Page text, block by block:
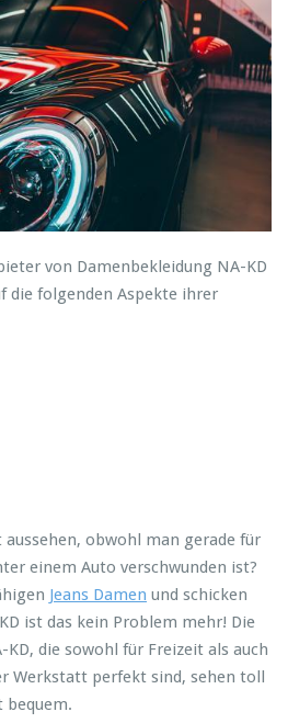
von Damenbekleidung NA-KD
die folgenden Aspekte ihrer
obwohl man gerade für
einem Auto verschwunden ist?
Jeans Damen und schicken
ist das kein Problem mehr! Die
KD, die sowohl für Freizeit als auch
Werkstatt perfekt sind, sehen toll
bequem.